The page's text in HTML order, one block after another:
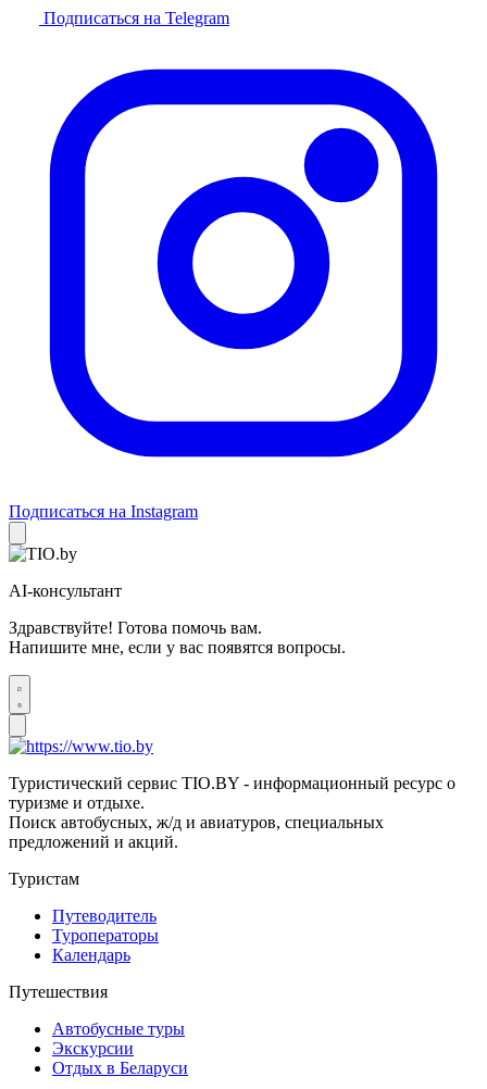
Подписаться на Telegram
Подписаться на Instagram
AI-консультант
Здравствуйте! Готова помочь вам.
Напишите мне, если у вас появятся вопросы.
Туристический сервис TIO.BY - информационный ресурс о
туризме и отдыхе.
Поиск автобусных, ж/д и авиатуров, специальных
предложений и акций.
Туристам
Путеводитель
Туроператоры
Календарь
Путешествия
Автобусные туры
Экскурсии
Отдых в Беларуси